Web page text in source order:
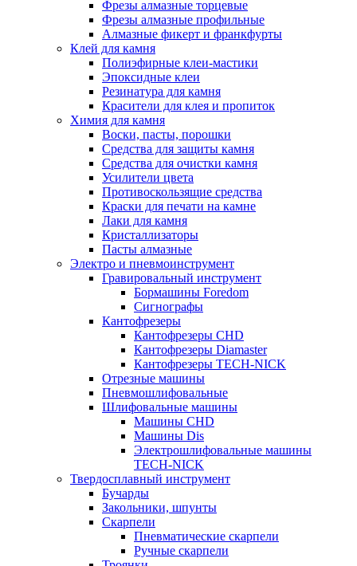
Фрезы алмазные торцевые
Фрезы алмазные профильные
Алмазные фикерт и франкфурты
Клей для камня
Полиэфирные клеи-мастики
Эпоксидные клеи
Резинатура для камня
Красители для клея и пропиток
Химия для камня
Воски, пасты, порошки
Средства для защиты камня
Средства для очистки камня
Усилители цвета
Противоскользящие средства
Краски для печати на камне
Лаки для камня
Кристаллизаторы
Пасты алмазные
Электро и пневмоинструмент
Гравировальный инструмент
Бормашины Foredom
Сигнографы
Кантофрезеры
Кантофрезеры CHD
Кантофрезеры Diamaster
Кантофрезеры TECH-NICK
Отрезные машины
Пневмошлифовальные
Шлифовальные машины
Машины CHD
Машины Dis
Электрошлифовальные машины
TECH-NICK
Твердосплавный инструмент
Бучарды
Закольники, шпунты
Скарпели
Пневматические скарпели
Ручные скарпели